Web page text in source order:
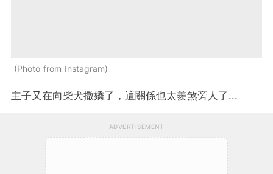
Photo from Instagram
主子又在向柴犬撒嬌了，這關係也太羨煞旁人了...
ADVERTISEMENT